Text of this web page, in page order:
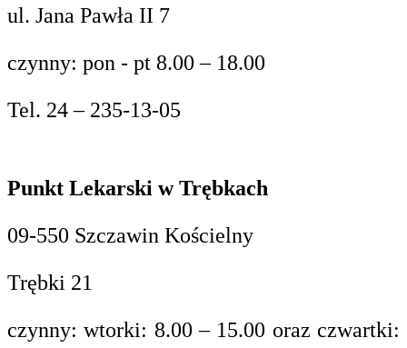
ul. Jana Pawła II 7
czynny: pon - pt 8.00 – 18.00
Tel. 24 – 235-13-05
Punkt Lekarski w Trębkach
09-550 Szczawin Kościelny
Trębki 21
czynny: wtorki: 8.00 – 15.00 oraz czwartki: